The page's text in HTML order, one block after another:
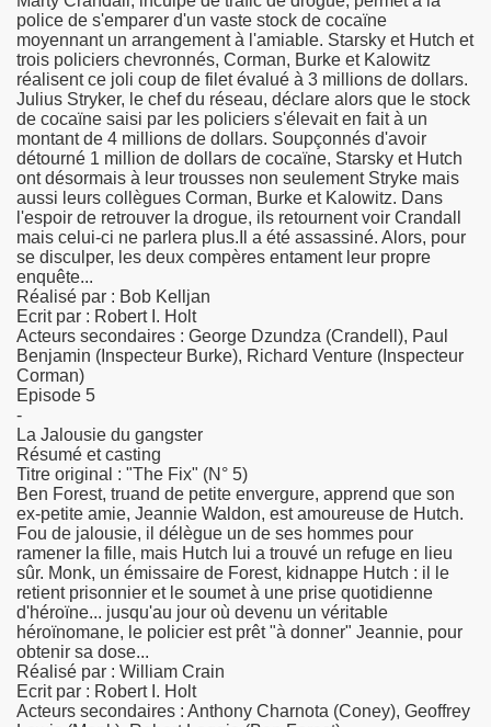
police de s'emparer d'un vaste stock de cocaïne
moyennant un arrangement à l'amiable. Starsky et Hutch et
trois policiers chevronnés, Corman, Burke et Kalowitz
réalisent ce joli coup de filet évalué à 3 millions de dollars.
Julius Stryker, le chef du réseau, déclare alors que le stock
de cocaïne saisi par les policiers s'élevait en fait à un
montant de 4 millions de dollars. Soupçonnés d'avoir
détourné 1 million de dollars de cocaïne, Starsky et Hutch
ont désormais à leur trousses non seulement Stryke mais
aussi leurs collègues Corman, Burke et Kalowitz. Dans
l'espoir de retrouver la drogue, ils retournent voir Crandall
mais celui-ci ne parlera plus.Il a été assassiné. Alors, pour
se disculper, les deux compères entament leur propre
enquête...
Réalisé par : Bob Kelljan
Ecrit par : Robert I. Holt
Acteurs secondaires : George Dzundza (Crandell), Paul
Benjamin (Inspecteur Burke), Richard Venture (Inspecteur
Corman)
Episode 5
-
La Jalousie du gangster
Résumé et casting
Titre original : "The Fix" (N° 5)
Ben Forest, truand de petite envergure, apprend que son
ex-petite amie, Jeannie Waldon, est amoureuse de Hutch.
Fou de jalousie, il délègue un de ses hommes pour
ramener la fille, mais Hutch lui a trouvé un refuge en lieu
sûr. Monk, un émissaire de Forest, kidnappe Hutch : il le
retient prisonnier et le soumet à une prise quotidienne
d'héroïne... jusqu'au jour où devenu un véritable
héroïnomane, le policier est prêt "à donner" Jeannie, pour
obtenir sa dose...
Réalisé par : William Crain
Ecrit par : Robert I. Holt
Acteurs secondaires : Anthony Charnota (Coney), Geoffrey
filles d'a cote